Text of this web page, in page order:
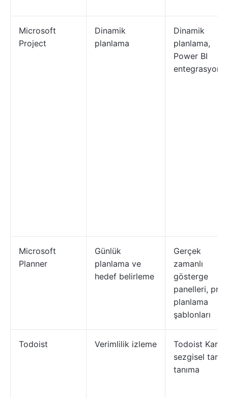
Microsoft
Project
Dinamik
planlama
Dinamik
planlama,
Power BI
entegrasyonu
Microsoft
Planner
Günlük
planlama ve
hedef belirleme
Gerçek
zamanlı
gösterge
panelleri,
planlama
şablonları
Todoist Verimlilik izleme
Todoist
sezgisel tarih
tanıma